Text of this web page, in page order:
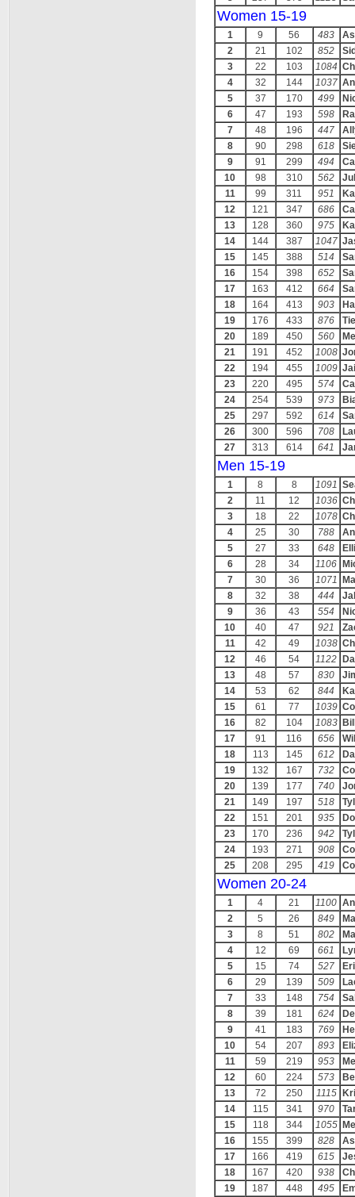
Women 15-19
1 9 56 483
2
21 102 852
3
22 103 1084
4
32 144 1037
5
37 170 499
6
47 193 598
7
48 196 447
8
90 298 618
9
91 299 494
10
98 310 562
11
99 311 951
12
121 347 686
13
128 360 975
14
144 387 1047
15
145 388 514
16
154 398 652
17
163 412 664
18
164 413 903
19
176 433 876
20
189 450 560
21
191 452 1008
22
194 455 1009
23
220 495 574
24
254 539 973
25
297 592 614
26
300 596 708
27
313 614 641
Men 15-19
1 8 8 1091
2
11 12 1036
3
18 22 1078
4
25 30 788
5
27 33 648
6
28 34 1106
7
30 36 1071
8
32 38 444
9
36 43 554
10
40 47 921
11
42 49 1038
12
46 54 1122
13
48 57 830
14
53 62 844
15
61 77 1039
16
82 104 1083
17
91 116 656
18
113 145 612
19
132 167 732
20
139 177 740
21
149 197 518
22
151 201 935
23
170 236 942
24
193 271 908
25
208 295 419
Women 20-24
1 4 21 1100
2
5 26 849
3
8 51 802
4
12 69 661
5
15 74 527
6
29 139 509
7
33 148 754
8
39 181 624
9
41 183 769
10
54 207 893
11
59 219 953
12
60 224 573
13
72 250 1115
14
115 341 970
15
118 344 1055
16
155 399 828
17
166 419 615
18
167 420 938
19
187 448 495